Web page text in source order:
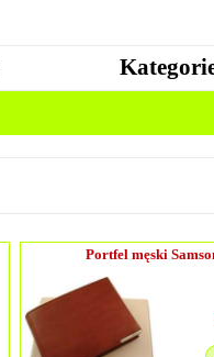
Portfel męski